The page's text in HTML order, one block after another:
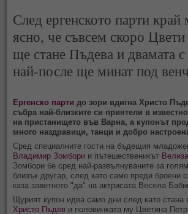
След ергенското парти край
ясно, че съвсем скоро
ще стане Пъдева и двамата
най-после ще минат под
Ергенско парти до зори вдигна Христо
събра най-близките си приятели в
на пристанището във Варна, а купонът
много наздравици, танци и добро
Сред специалните гости на бъдещия
Владимир Зомбори и пътешественикът
Зомбори бе сред най-развълнуваните за
близък другар, след като само преди броени
каза заветното "да" на актрисата Весела
Щурият купон идва само дни след като стана
Христо Пъдев и половинката му Цветина